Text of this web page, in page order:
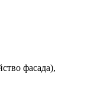
фасада),